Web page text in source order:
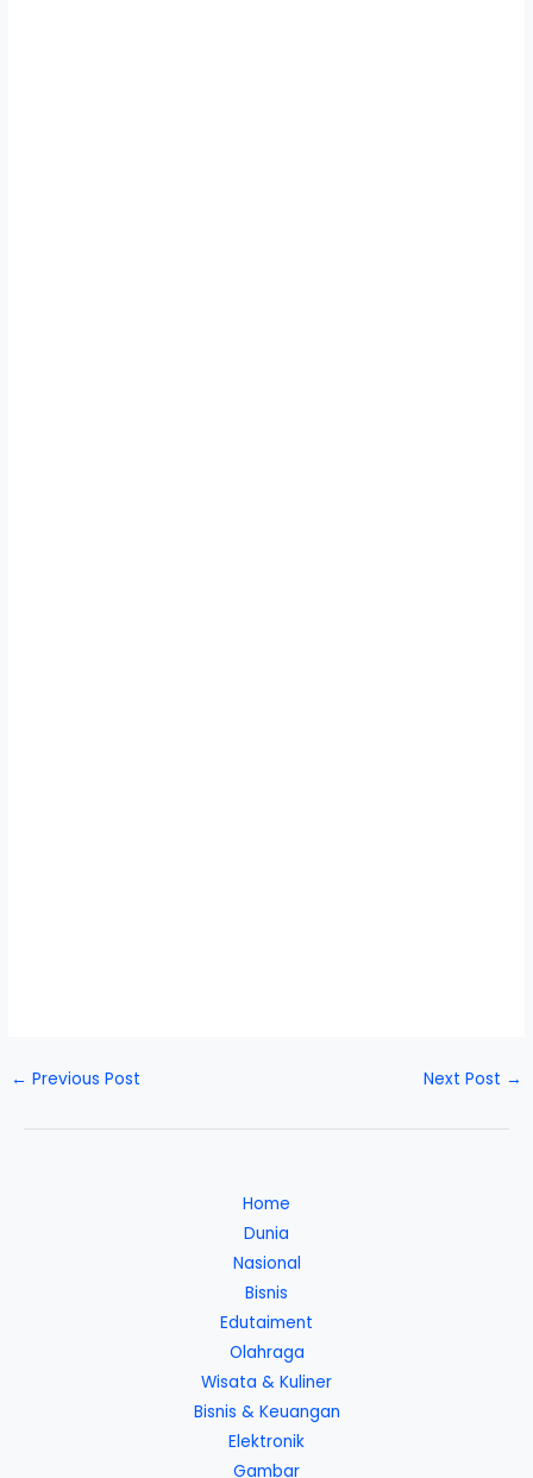
← Previous Post Next Post →
Home
Dunia
Nasional
Bisnis
Edutaiment
Olahraga
Wisata & Kuliner
Bisnis & Keuangan
Elektronik
Gambar